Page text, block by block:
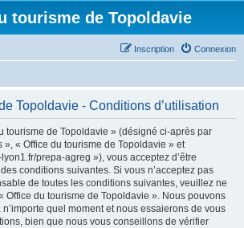
tourisme de Topoldavie
Connexion
Inscription
Topoldavie - Conditions d’utilisation
tourisme de Topoldavie » (désigné ci-après par
», « Office du tourisme de Topoldavie » et
prepa-agreg »), vous acceptez d’être
conditions suivantes. Si vous n’acceptez pas
de toutes les conditions suivantes, veuillez ne
Office du tourisme de Topoldavie ». Nous pouvons
quel moment et nous essaierons de vous
bien que nous vous conseillons de vérifier